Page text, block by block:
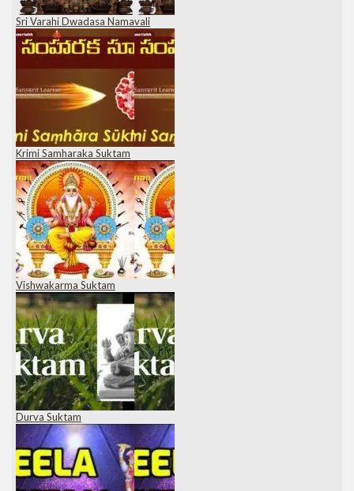
Sri Varahi Dwadasa Namavali
Krimi Samharaka Suktam
Vishwakarma Suktam
Durva Suktam